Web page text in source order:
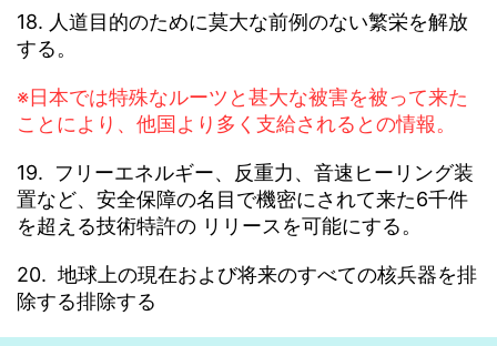
18. 人道目的のために莫大な前例のない繁栄を解放
する。
※日本では特殊なルーツと甚大な被害を被って来た
ことにより、他国より多く支給されるとの情報。
19. フリーエネルギー、反重力、音速ヒーリング装
置など、安全保障の名目で機密にされて来た6千件
を超える技術特許の リリースを可能にする。
20. 地球上の現在および将来のすべての核兵器を排
除する排除する